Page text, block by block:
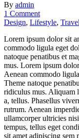
By admin
1 Comment
Design, Lifestyle, Travel
Lorem ipsum dolor sit
commodo ligula eget
natoque penatibus et
mus. Lorem ipsum
Aenean commodo
Theme natoque
ridiculus mus. Aliquam
a, tellus. Phasellus
rutrum. Aenean
ullamcorper ultricies
tempus, tellus eget
sit amet adipiscing sem